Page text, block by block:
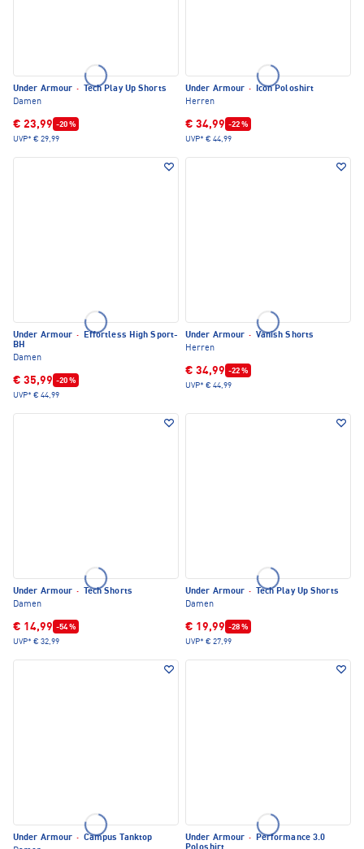
Under Armour ·
Tech Play Up Shorts
Damen
€ 23,99 -20 %
UVP* € 29,99
Under Armour ·
Icon Poloshirt
Herren
€ 34,99 -22 %
UVP* € 44,99
Under Armour ·
Effortless High Sport-
BH
Damen
€ 35,99 -20 %
UVP* € 44,99
Under Armour · Vanish Shorts
Herren
€ 34,99 -22 %
UVP* € 44,99
Under Armour ·
Tech Shorts
Damen
€ 14,99 -54 %
UVP* € 32,99
Under Armour ·
Tech Play Up Shorts
Damen
€ 19,99 -28 %
UVP* € 27,99
Under Armour · Campus Tanktop
Under Armour ·
Performance 3.0